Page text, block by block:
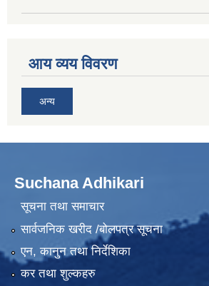
आय व्यय विवरण
अन्य
Suchana Adhikari
सूचना तथा समाचार
सार्वजनिक खरीद /बोलपत्र सूचना
एन, कानुन तथा निर्देशिका
कर तथा शुल्कहरु